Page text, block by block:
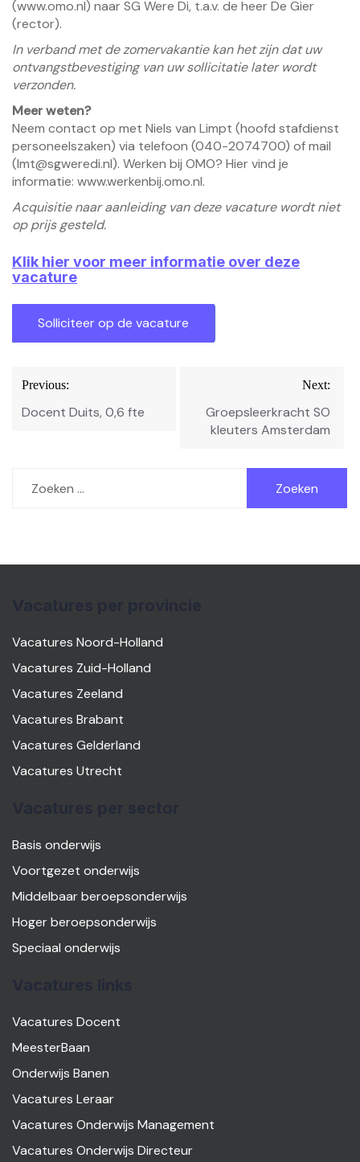
(www.omo.nl) naar SG Were Di, t.a.v. de heer De Gier
(rector).
In verband met de zomervakantie kan het zijn dat uw
ontvangstbevestiging van uw sollicitatie later wordt
verzonden.
Meer weten?
Neem contact op met Niels van Limpt (hoofd stafdienst
personeelszaken) via telefoon (040-2074700) of mail
(lmt@sgweredi.nl). Werken bij OMO? Hier vind je
informatie: www.werkenbij.omo.nl.
Acquisitie naar aanleiding van deze vacature wordt niet
op prijs gesteld.
Klik hier voor meer informatie over deze
vacature
Bericht
navigatie
Previous:
Docent Duits, 0,6 fte
Next:
Groepsleerkracht SO
kleuters Amsterdam
naar:
Vacatures Noord-Holland
Vacatures Zuid-Holland
Vacatures Zeeland
Vacatures Brabant
Vacatures Gelderland
Vacatures Utrecht
Basis onderwijs
Voortgezet onderwijs
Middelbaar beroepsonderwijs
Hoger beroepsonderwijs
Speciaal onderwijs
Vacatures Docent
MeesterBaan
Onderwijs Banen
Vacatures Leraar
Vacatures Onderwijs Management
Vacatures Onderwijs Directeur